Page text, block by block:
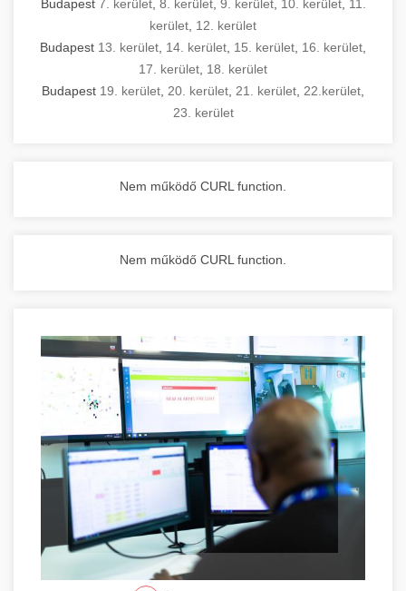
Budapest 7. kerület, 8. kerület, 9. kerület, 10. kerület, 11.
kerület 12. kerület
Budapest 13. kerület 14. kerület 15. kerület 16. kerület
17. kerület 18. kerület
Budapest 19. kerület 20. kerület 21. kerület 22.kerület
23. kerület
Nem működő CURL function.
Nem működő CURL function.